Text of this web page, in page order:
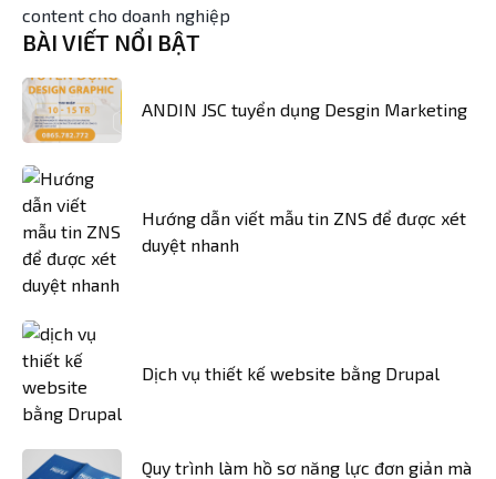
content cho doanh nghiệp
BÀI VIẾT NỔI BẬT
ANDIN JSC tuyển dụng Desgin Marketing
Hướng dẫn viết mẫu tin ZNS để được xét
duyệt nhanh
Dịch vụ thiết kế website bằng Drupal
Quy trình làm hồ sơ năng lực đơn giản mà